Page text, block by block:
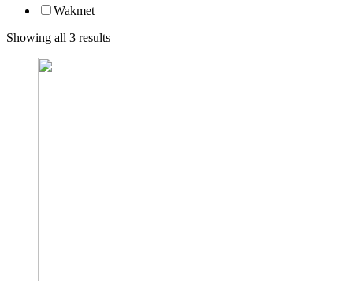
Wakmet
Showing all 3 results